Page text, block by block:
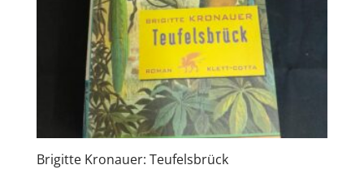
Brigitte Kronauer: Teufelsbrück